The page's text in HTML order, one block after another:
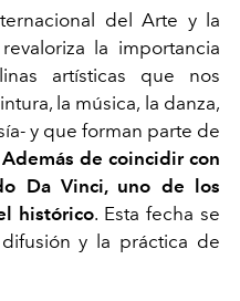
del Arte y la
la importancia
artísticas que nos
la música, la danza,
y que forman parte de
Además de coincidir con
Da Vinci, uno de los
histórico. Esta fecha se
y la práctica de